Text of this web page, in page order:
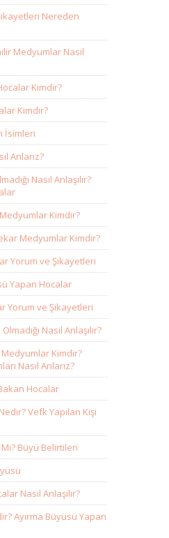
Nereden
Medyumlar Nasıl
Kimdir?
Kimdir?
İsimleri
Anlarız?
Nasıl Anlaşılır?
Kimdir?
Medyumlar Kimdir?
Yorum ve Şikayetleri
Yapan Hocalar
Yorum ve Şikayetleri
Nasıl Anlaşılır?
Kimdir?
Nasıl Anlarız?
Hocalar
Vefk Yapılan Kişi
Büyü Belirtileri
Nasıl Anlaşılır?
Ayırma Büyüsü Yapan